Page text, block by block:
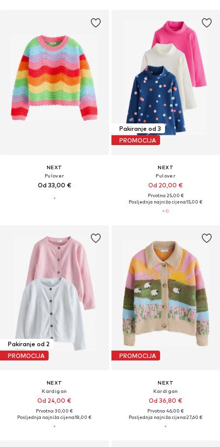
NEXT
Pulover
Od 33,00 €
Pakiranje od 3
PROMOCIJA
NEXT
Pulover
Od 20,00 €
Prvotno: 25,00 €
Posljednja najniža cijena:15,00 €
Pakiranje od 2
PROMOCIJA
NEXT
Kardigan
Od 24,00 €
Prvotno: 30,00 €
Posljednja najniža cijena:18,00 €
PROMOCIJA
NEXT
Kardigan
Od 36,80 €
Prvotno: 46,00 €
Posljednja najniža cijena:27,60 €